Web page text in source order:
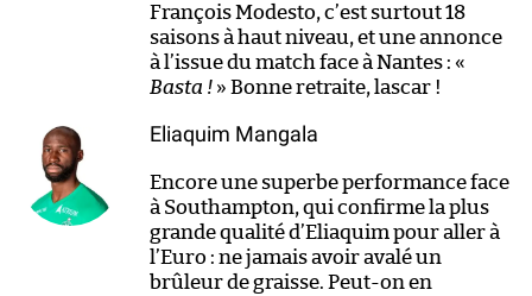
François Modesto, c’est surtout 18
saisons à haut niveau, et une annonce
à l’issue du match face à Nantes : «
Basta ! » Bonne retraite, lascar !
Eliaquim Mangala
Encore une superbe performance face
à Southampton, qui confirme la plus
grande qualité d’Eliaquim pour aller à
l’Euro : ne jamais avoir avalé un
brûleur de graisse. Peut-on en